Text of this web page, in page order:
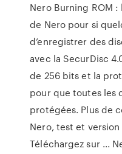
Nero Burning ROM
de Nero pour si
d’enregistrer des
avec la SecurDisc
de 256 bits et la
pour que toutes les
protégées. Plus de
Nero, test et
Téléchargez sur ...